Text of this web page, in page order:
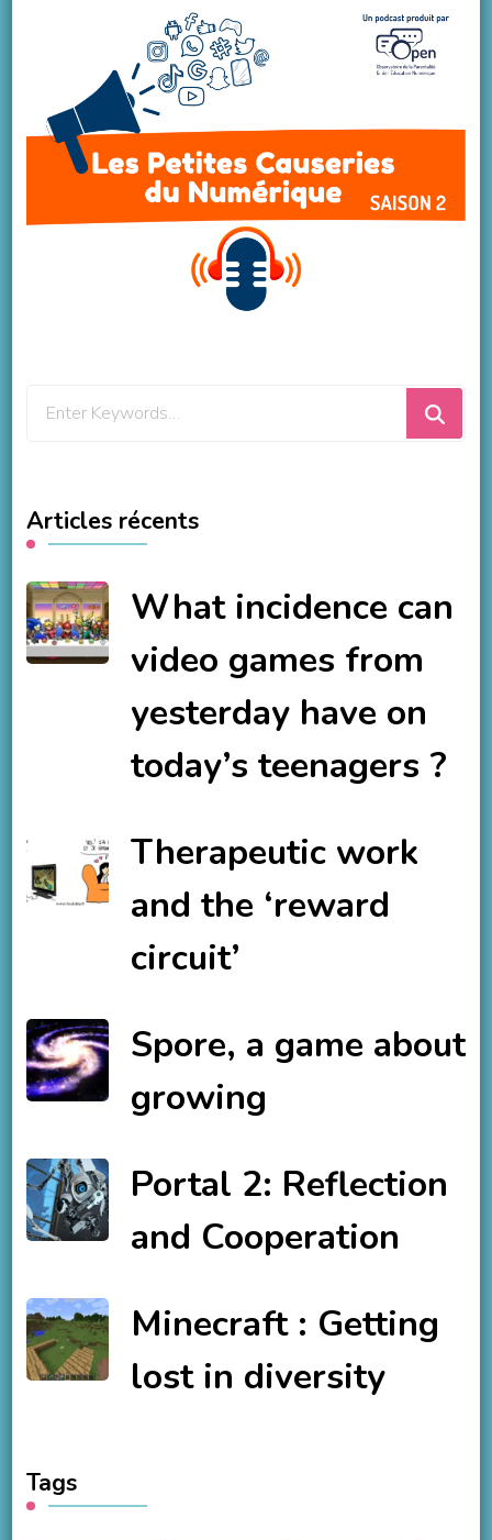
Articles récents
What incidence can
video games from
yesterday have on
today’s teenagers ?
Therapeutic work
and the ‘reward
circuit’
Spore, a game about
growing
Portal 2: Reflection
and Cooperation
Minecraft : Getting
lost in diversity
Tags